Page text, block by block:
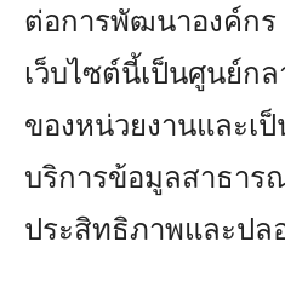
ต่อการพัฒนาองค์
เว็บไซต์นี้เป็นศูนย์ก
ของหน่วยงานและเ
บริการข้อมูลสาธาร
ประสิทธิภาพและปล